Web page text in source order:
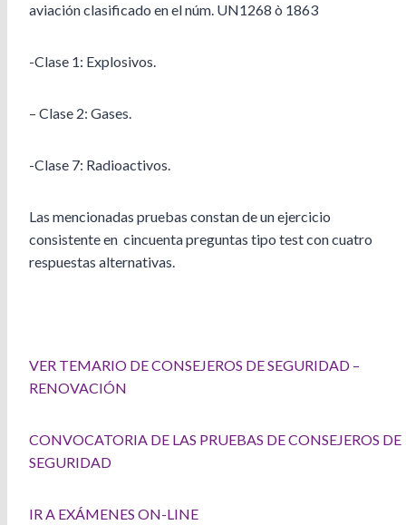
aviación clasificado en el núm. UN1268 ò 1863
-Clase 1: Explosivos.
– Clase 2: Gases.
-Clase 7: Radioactivos.
Las mencionadas pruebas constan de un ejercicio
consistente en cincuenta preguntas tipo test con cuatro
respuestas alternativas.
VER TEMARIO DE CONSEJEROS DE SEGURIDAD –
RENOVACIÓN
CONVOCATORIA DE LAS PRUEBAS DE CONSEJEROS DE
SEGURIDAD
IR A EXÁMENES ON-LINE